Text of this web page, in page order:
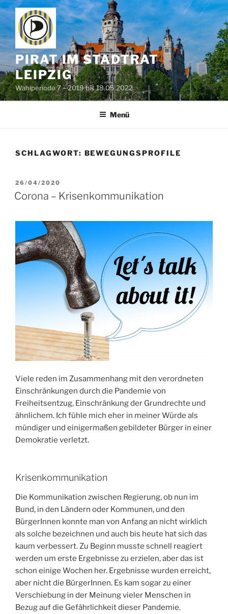
Zum
Inhalt
springen
PIRAT IM STADTRAT
LEIPZIG
Wahlperiode 7 – 2019 bis 18.05.2022
Menü
SCHLAGWORT: BEWEGUNGSPROFILE
VERÖFFENTLICHT
AM
26/04/2020
Corona – Krisenkommunikation
Viele reden im Zusammenhang mit den verordneten
Einschränkungen durch die Pandemie von
Freiheitsentzug, Einschränkung der Grundrechte und
ähnlichem. Ich fühle mich eher in meiner Würde als
mündiger und einigermaßen gebildeter Bürger in einer
Demokratie verletzt.
Krisenkommunikation
Die Kommunikation zwischen Regierung, ob nun im
Bund, in den Ländern oder Kommunen, und den
BürgerInnen konnte man von Anfang an nicht wirklich
als solche bezeichnen und auch bis heute hat sich das
kaum verbessert. Zu Beginn musste schnell reagiert
werden um erste Ergebnisse zu erzielen, aber das ist
schon einige Wochen her. Ergebnisse wurden erreicht,
aber nicht die BürgerInnen. Es kam sogar zu einer
Verschiebung in der Meinung vieler Menschen in
Bezug auf die Gefährlichkeit dieser Pandemie.